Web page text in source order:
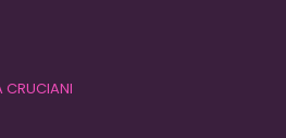
CRUCIANI